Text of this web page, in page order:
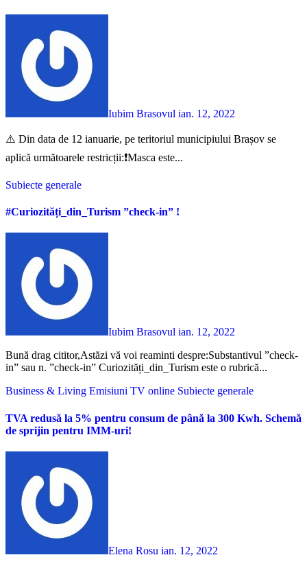
Iubim Brasovul ian. 12, 2022
⚠️ Din data de 12 ianuarie, pe teritoriul municipiului Brașov se
aplică următoarele restricții:❗️Masca este...
Subiecte generale
#Curiozități_din_Turism ”check-in” !
Iubim Brasovul ian. 12, 2022
Bună drag cititor,Astăzi vă voi reaminti despre:Substantivul ”check-
in” sau n. ”check-in” Curiozități_din_Turism este o rubrică...
Business & Living Emisiuni TV online Subiecte generale
TVA redusă la 5% pentru consum de până la 300 Kwh. Schemă
de sprijin pentru IMM-uri!
Elena Rosu ian. 12, 2022